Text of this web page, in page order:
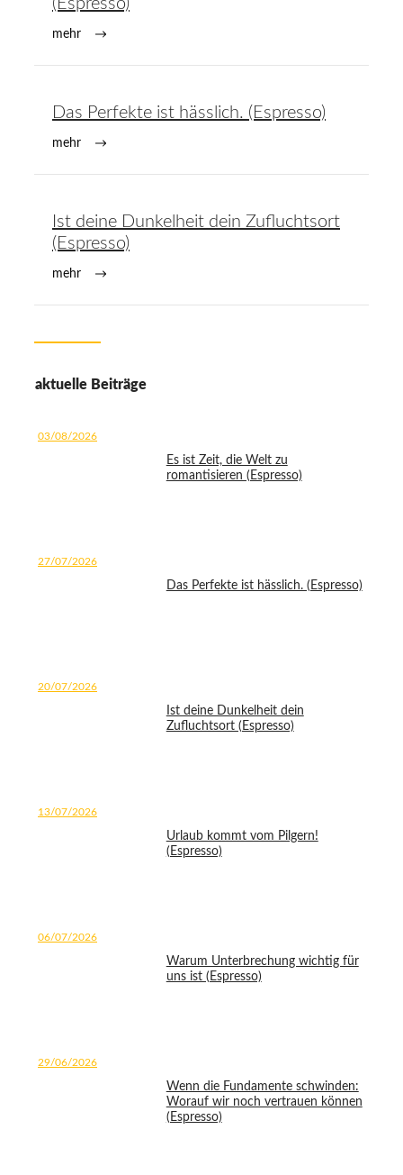
(Espresso)
mehr
Das Perfekte ist hässlich. (Espresso)
mehr
Ist deine Dunkelheit dein Zufluchtsort
(Espresso)
mehr
aktuelle Beiträge
03/08/2026
Es ist Zeit, die Welt zu
romantisieren (Espresso)
27/07/2026
Das Perfekte ist hässlich. (Espresso)
20/07/2026
Ist deine Dunkelheit dein
Zufluchtsort (Espresso)
13/07/2026
Urlaub kommt vom Pilgern!
(Espresso)
06/07/2026
Warum Unterbrechung wichtig für
uns ist (Espresso)
29/06/2026
Wenn die Fundamente schwinden:
Worauf wir noch vertrauen können
(Espresso)